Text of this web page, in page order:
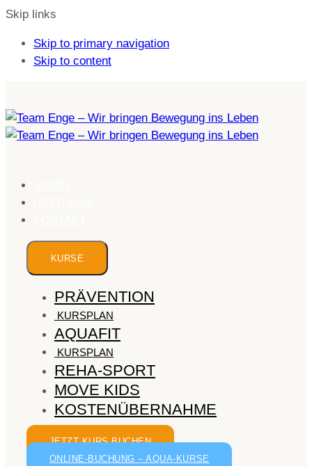
Skip links
Skip to primary navigation
Skip to content
KURSE
PRÄVENTION
KURSPLAN
AQUAFIT
KURSPLAN
REHA-SPORT
MOVE KIDS
KOSTENÜBERNAHME
JETZT KURS BUCHEN
ONLINE-BUCHUNG – AQUA-KURSE